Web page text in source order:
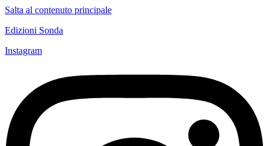
Salta al contenuto principale
Edizioni Sonda
Instagram